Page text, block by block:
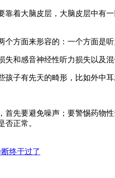
靠着大脑皮层，大脑皮层中有
方面来形容的：一个方面是
和感音神经性听力损失以及混
孩子有先天的畸形，比如外中
首先要避免噪声；要警惕药物
正常。
终于过了